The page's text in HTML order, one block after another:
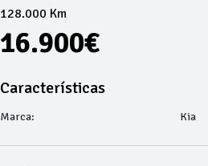
128.000 Km
16.900€
Características
Marca: Kia